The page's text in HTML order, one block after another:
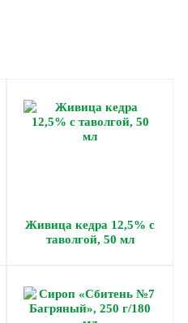
Живица кедра 12,5% с
таволгой, 50 мл